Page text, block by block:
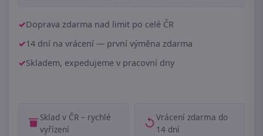
Doprava zdarma nad limit po celé ČR
14 dní na vrácení — první výměna zdarma
Skladem, expedujeme v pracovní dny
Sklad v ČR – rychlé
vyřízení
Vrácení zdarma do
14 dní